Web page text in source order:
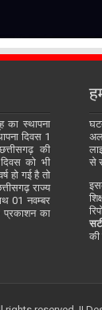
का स्थापना
दिवस 1
की
को भी
हो गई है तो
राज्य
01 नवम्बर
प्रकाशन का
से